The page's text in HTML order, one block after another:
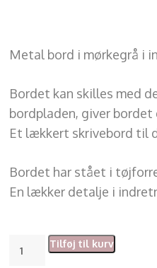
Metal bord i mørkegrå i
Bordet kan skilles med
bordpladen, giver
Et lækkert skrivebord til
Bordet har stået i
En lækker detalje i
Tilføj til kurv